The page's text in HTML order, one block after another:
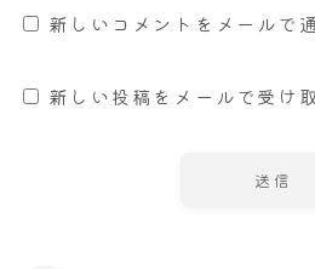
新しいコメントをメールで
新しい投稿をメールで受け